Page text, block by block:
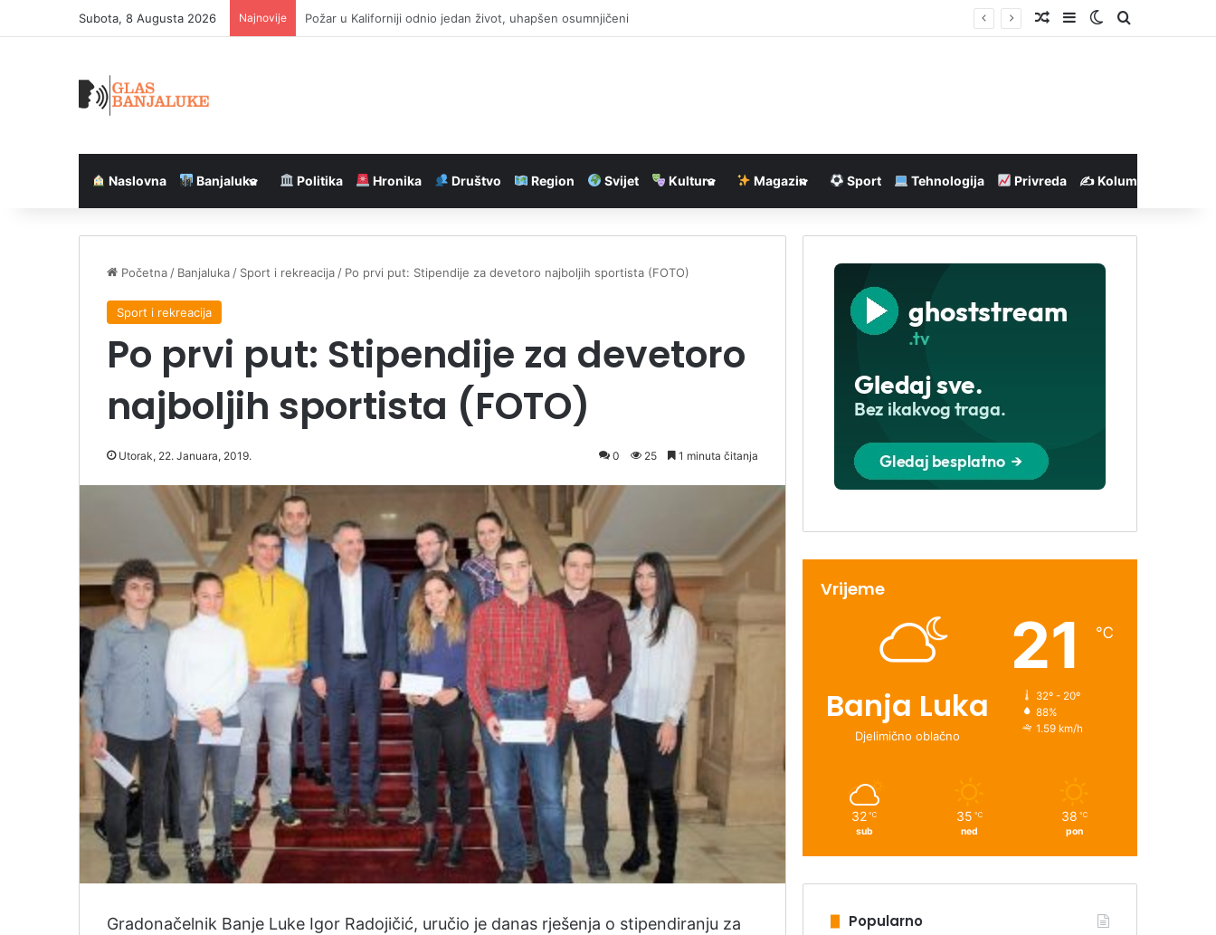
Subota, 8 Augusta 2026 Najnovije Belgijski ronilac pronašao flašu Ginis piva kod Dovera Nasumičan članak
SidebarSwitch skin
Pretraga
Naslovna Banjaluka Politika Hronika Društvo Region Svijet Kultura Magazin Sport Tehnologija Privreda ✍️ Kolumne
Početna / Banjaluka / Sport i rekreacija / Po prvi put: Stipendije za devetoro najboljih sportista (FOTO)
Sport i rekreacija
Po prvi put: Stipendije za devetoro
najboljih sportista (FOTO)
Utorak, 22. Januara, 2019. 0 25 1 minuta čitanja
Gradonačelnik Banje Luke Igor Radojičić, uručio je danas rješenja o stipendiranju za
Vrijeme
Banja Luka
Djelimično oblačno
21 ℃
32º - 20º
88%
1.59 km/h
32 ℃
sub
35 ℃
ned
38 ℃
pon
Popularno